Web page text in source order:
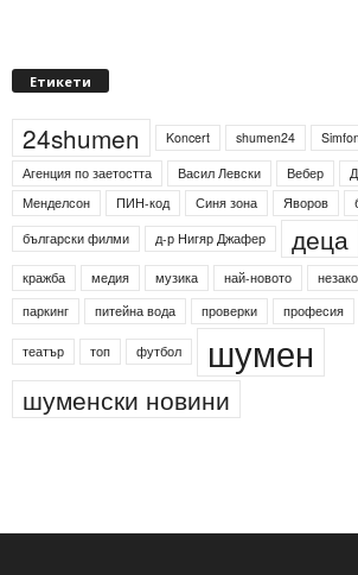
Етикети
24shumen Koncert shumen24
Агенция по заетостта
Васил Левски Вебер
Менделсон
ПИН-код Синя зона Яворов
български филми
д-р Нигяр Джафер деца
кражба медия музика най-новото
паркинг питейна вода проверки професия
театър топ футбол шумен
шуменски новини